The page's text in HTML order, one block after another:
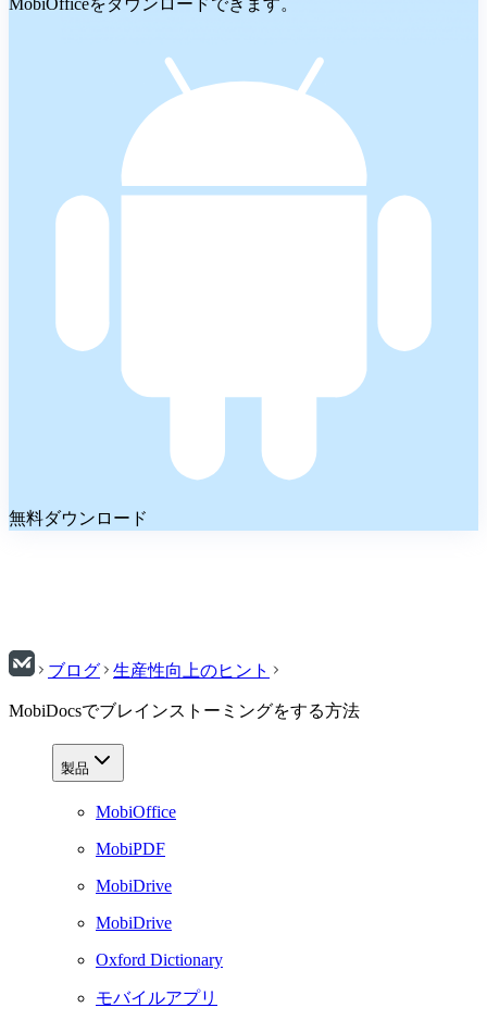
MobiOfficeをダウンロードできます。
無料ダウンロード
ブログ 生産性向上のヒント
MobiDocsでブレインストーミングをする方法
製品
MobiOffice
MobiPDF
MobiDrive
MobiDrive
Oxford Dictionary
モバイルアプリ